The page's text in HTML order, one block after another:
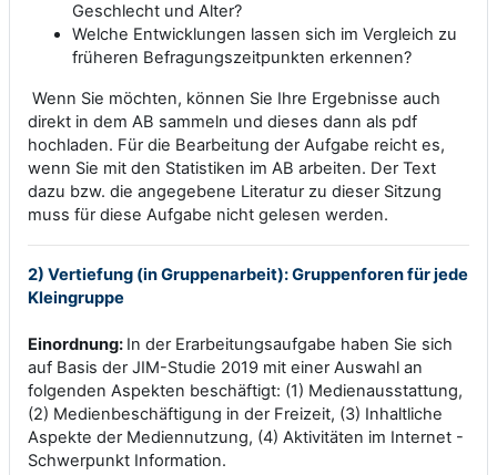
Geschlecht und Alter?
Welche Entwicklungen lassen sich im Vergleich zu
früheren Befragungszeitpunkten erkennen?
Wenn Sie möchten, können Sie Ihre Ergebnisse auch
direkt in dem AB sammeln und dieses dann als pdf
hochladen. Für die Bearbeitung der Aufgabe reicht es,
wenn Sie mit den Statistiken im AB arbeiten. Der Text
dazu bzw. die angegebene Literatur zu dieser Sitzung
muss für diese Aufgabe nicht gelesen werden.
2) Vertiefung (in Gruppenarbeit): Gruppenforen für jede
Kleingruppe
Einordnung: In der Erarbeitungsaufgabe haben Sie sich
auf Basis der JIM-Studie 2019 mit einer Auswahl an
folgenden Aspekten beschäftigt: (1) Medienausstattung,
(2) Medienbeschäftigung in der Freizeit, (3) Inhaltliche
Aspekte der Mediennutzung, (4) Aktivitäten im Internet -
Schwerpunkt Information.